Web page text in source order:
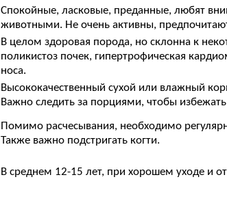
Спокойные, ласковые, преданные, любят
животными. Не очень активны,
В целом здоровая порода, но склонна к
поликистоз почек, гипертрофическая
носа.
Высококачественный сухой или влажный
Важно следить за порциями, чтобы
Помимо расчесывания, необходимо
Также важно подстригать когти.
В среднем 12-15 лет, при хорошем уходе и